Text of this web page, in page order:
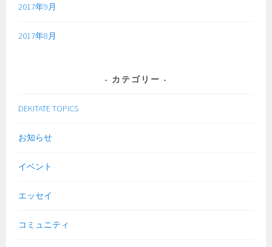
2017年9月
2017年8月
カテゴリー
DEKITATE TOPICS
お知らせ
イベント
エッセイ
コミュニティ